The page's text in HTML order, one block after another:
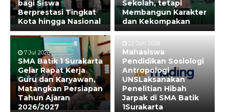
bagi Siswa
Berprestasi Tingkat
Kota hingga Nasional
Sekolah, tetapi
Membangun Karakter
dan Kekompakan
7 Jul 2026
SMA Batik 1 Surakarta
Gelar Rapat Kerja
Guru dan Karyawan,
Matangkan Persiapan
Tahun Ajaran
2026/2027
22 Jun 2026
Mahasiswa
Pendidikan Sosiologi
Antropologi
UNSLaksanakan
Penelitian Hibah
Jarpak di SMA Batik
1Surakarta